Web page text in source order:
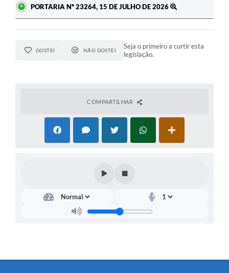
PORTARIA Nº 23264, 15 DE JULHO DE 2026
GOSTEI NÃO GOSTEI
Seja o primeiro a curtir esta
legislação.
COMPARTILHAR